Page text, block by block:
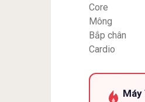
Core
Mông
Bắp chân
Cardio
Máy